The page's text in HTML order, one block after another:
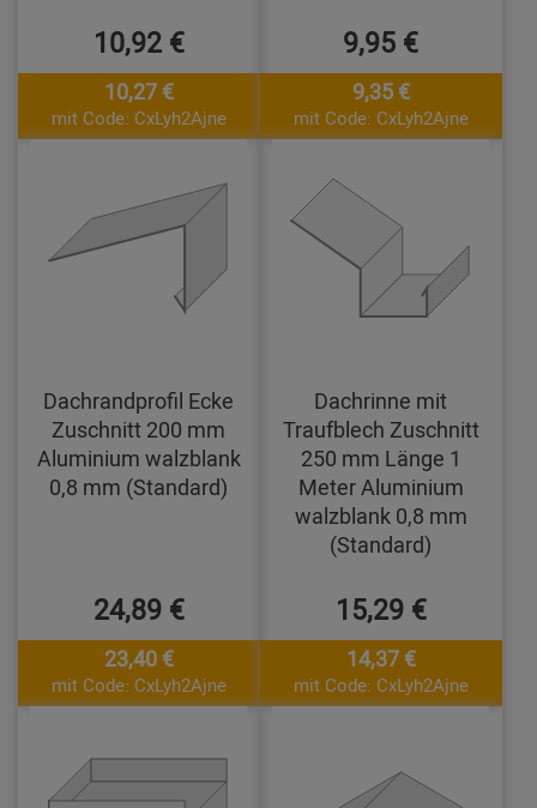
10,92 €
10,27 €
mit Code: CxLyh2Ajne
9,95 €
9,35 €
mit Code: CxLyh2Ajne
Dachrandprofil Ecke
Zuschnitt 200 mm
Aluminium walzblank
0,8 mm (Standard)
24,89 €
23,40 €
mit Code: CxLyh2Ajne
Dachrinne mit
Traufblech Zuschnitt
250 mm Länge 1
Meter Aluminium
walzblank 0,8 mm
(Standard)
15,29 €
14,37 €
mit Code: CxLyh2Ajne